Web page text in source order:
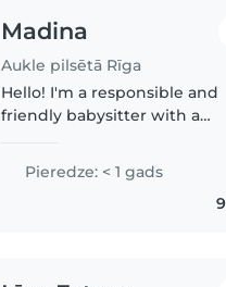
Madina
Aukle pilsētā Rīga
Hello! I'm a responsible and
friendly babysitter with a
children. I'm fluent in English,
Russian, Turkish, and
Pieredze: < 1 gads